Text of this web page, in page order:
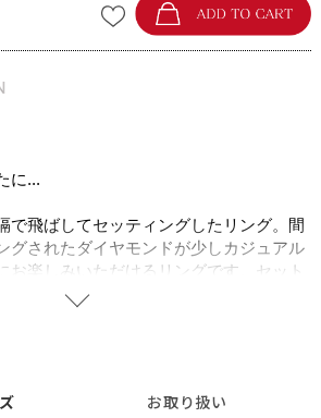
に...
で飛ばしてセッティングしたリング。間
グされたダイヤモンドが少しカジュアル
お楽しみいただけるリングです。セット
もございます。
ダイヤモンドカンパニーでの製造による
お取り扱い